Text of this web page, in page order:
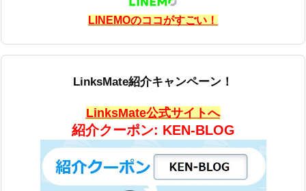
LINEMOのココがすごい！
LinksMate紹介キャンペーン！
LinksMate公式サイトへ
紹介クーポン: KEN-BLOG